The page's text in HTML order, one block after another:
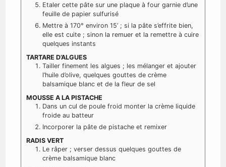
Etaler cette pâte sur une plaque à four garnie d’une
feuille de papier sulfurisé
Mettre à 170° environ 15’ ; si la pâte s’effrite bien,
elle est cuite ; sinon la remuer et la remettre à cuire
quelques instants
TARTARE D’ALGUES
Tailler finement les algues ; les mélanger et ajouter
l’huile d’olive, quelques gouttes de crème
balsamique blanc et de la fleur de sel
MOUSSE A LA PISTACHE
Dans un cul de poule froid monter la crème liquide
froide au batteur
Incorporer la pâte de pistache et remixer
RADIS VERT
Le râper ; verser dessus quelques gouttes de
crème balsamique blanc